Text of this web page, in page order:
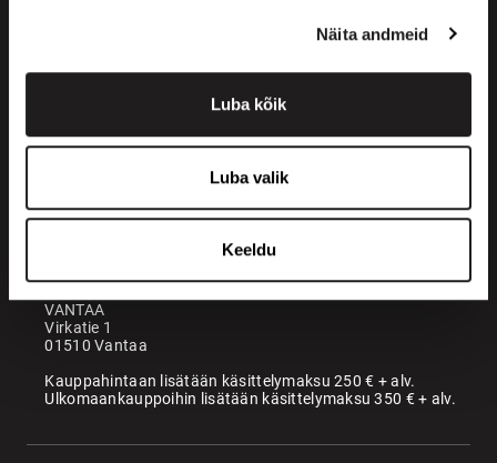
Näita andmeid
Luba kõik
Luba valik
Keeldu
+358 200 70070
Kontor
VANTAA
Virkatie 1
01510 Vantaa
Kauppahintaan lisätään käsittelymaksu 250 € + alv.
Ulkomaankauppoihin lisätään käsittelymaksu 350 € + alv.